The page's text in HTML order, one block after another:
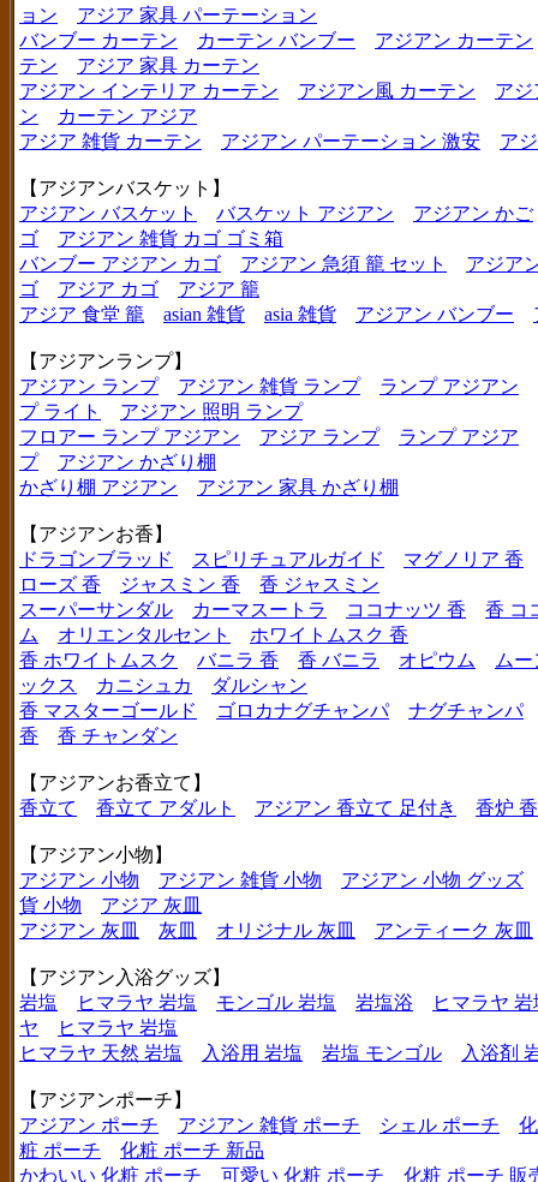
ョン
アジア 家具 パーテーション
バンブー カーテン
カーテン バンブー
アジアン カーテン
テン
アジア 家具 カーテン
アジアン インテリア カーテン
アジアン風 カーテン
アジ
ン
カーテン アジア
アジア 雑貨 カーテン
アジアン パーテーション 激安 ア
【アジアンバスケット】
アジアン バスケット
バスケット アジアン
アジアン かご
ゴ
アジアン 雑貨 カゴ ゴミ箱
バンブー アジアン カゴ
アジアン 急須 籠 セット
アジア
ゴ
アジア カゴ
アジア 籠
アジア 食堂 籠
asian 雑貨 asia 雑貨 アジアン バンブー
【アジアンランプ】
アジアン ランプ
アジアン 雑貨 ランプ
ランプ アジアン
プ ライト
アジアン 照明 ランプ
フロアー ランプ アジアン
アジア ランプ
ランプ アジア
プ
アジアン かざり棚
かざり棚 アジアン
アジアン 家具 かざり棚
【アジアンお香】
ドラゴンブラッド
スピリチュアルガイド
マグノリア 香
ローズ 香
ジャスミン 香
香 ジャスミン
スーパーサンダル
カーマスートラ ココナッツ 香
香 コ
ム
オリエンタルセント
ホワイトムスク 香
香 ホワイトムスク
バニラ 香 香 バニラ オピウム
ムー
ックス
カニシュカ
ダルシャン
香 マスターゴールド
ゴロカナグチャンパ
ナグチャンパ
香
香 チャンダン
【アジアンお香立て】
香立て
香立て アダルト アジアン 香立て 足付き 香炉
【アジアン小物】
アジアン 小物
アジアン 雑貨 小物
アジアン 小物 グッズ
貨 小物
アジア 灰皿
アジアン 灰皿
灰皿 オリジナル 灰皿 アンティーク 灰皿
【アジアン入浴グッズ】
岩塩
ヒマラヤ 岩塩 モンゴル 岩塩 岩塩浴
ヒマラヤ
ヤ
ヒマラヤ 岩塩
ヒマラヤ 天然 岩塩
入浴用 岩塩 岩塩 モンゴル 入浴剤
【アジアンポーチ】
アジアン ポーチ
アジアン 雑貨 ポーチ シェル ポーチ
粧 ポーチ
化粧 ポーチ 新品
かわいい 化粧 ポーチ
可愛い 化粧 ポーチ 化粧 ポーチ 販